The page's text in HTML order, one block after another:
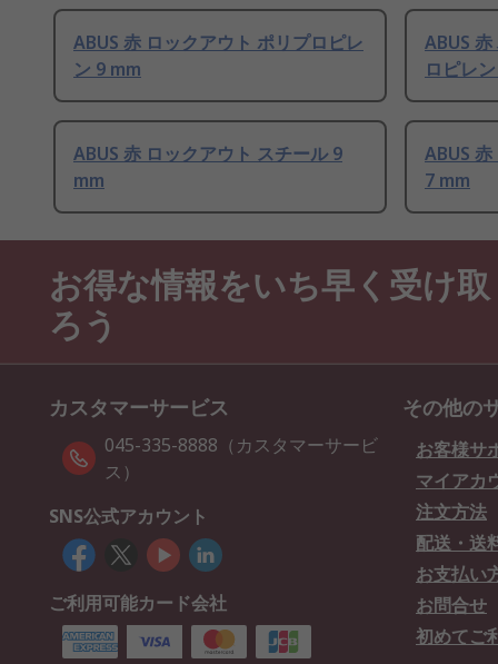
ABUS 赤 ロックアウト ポリプロピレ
ン 9 mm
ABUS
ロピレ
ABUS 赤 ロックアウト スチール 9
mm
ABUS
7 mm
お得な情報をいち早く受け取
ろう
カスタマーサービス
045-335-8888（カスタマーサービ
ス）
SNS公式アカウント
ご利用可能カード会社
その他の
お客様サ
マイアカ
注文方法
配送・送
お支払い
お問合せ
初めてご